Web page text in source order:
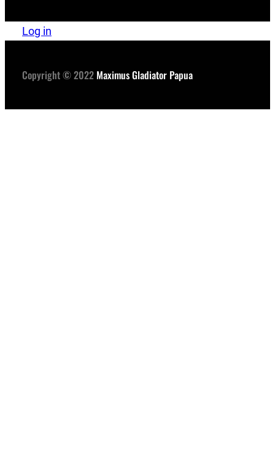
Log in
Copyright © 2022 Maximus Gladiator Papua